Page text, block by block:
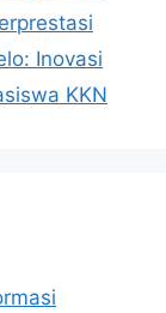
Inovasi
KKN